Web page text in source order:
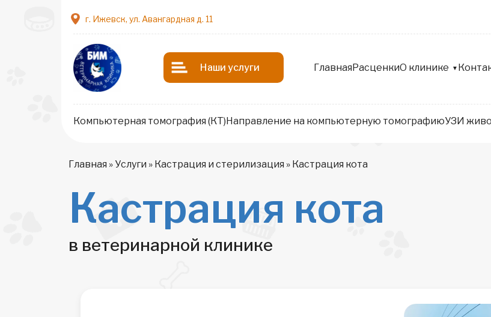
г. Ижевск, ул. Авангардная д. 11
Наши услуги ГлавнаяРасценкиО клинике
Компьютерная томография (КТ)Направление на компьютерную томографиюУЗИ
Главная » Услуги » Кастрация и стерилизация » Кастрация кота
Кастрация кота
в ветеринарной клинике